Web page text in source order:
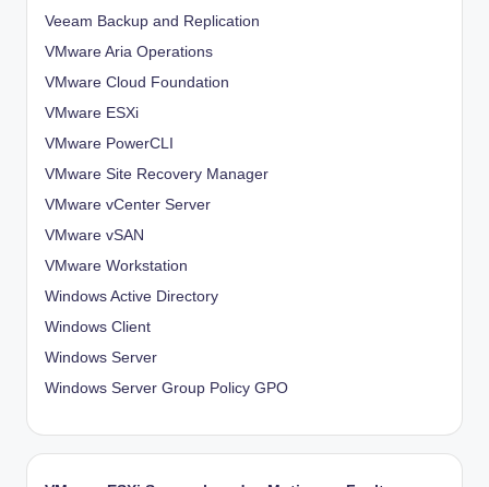
Veeam Backup and Replication
VMware Aria Operations
VMware Cloud Foundation
VMware ESXi
VMware PowerCLI
VMware Site Recovery Manager
VMware vCenter Server
VMware vSAN
VMware Workstation
Windows Active Directory
Windows Client
Windows Server
Windows Server Group Policy GPO